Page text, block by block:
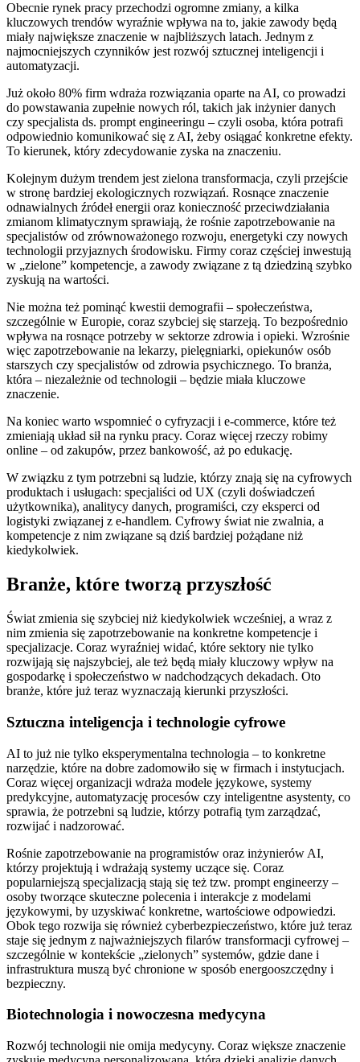
Obecnie rynek pracy przechodzi ogromne zmiany, a kilka
kluczowych trendów wyraźnie wpływa na to, jakie zawody będą
miały największe znaczenie w najbliższych latach. Jednym z
najmocniejszych czynników jest rozwój sztucznej inteligencji i
automatyzacji.
Już około 80% firm wdraża rozwiązania oparte na AI, co prowadzi
do powstawania zupełnie nowych ról, takich jak inżynier danych
czy specjalista ds. prompt engineeringu – czyli osoba, która potrafi
odpowiednio komunikować się z AI, żeby osiągać konkretne efekty.
To kierunek, który zdecydowanie zyska na znaczeniu.
Kolejnym dużym trendem jest zielona transformacja, czyli przejście
w stronę bardziej ekologicznych rozwiązań. Rosnące znaczenie
odnawialnych źródeł energii oraz konieczność przeciwdziałania
zmianom klimatycznym sprawiają, że rośnie zapotrzebowanie na
specjalistów od zrównoważonego rozwoju, energetyki czy nowych
technologii przyjaznych środowisku. Firmy coraz częściej inwestują
w „zielone” kompetencje, a zawody związane z tą dziedziną szybko
zyskują na wartości.
Nie można też pominąć kwestii demografii – społeczeństwa,
szczególnie w Europie, coraz szybciej się starzeją. To bezpośrednio
wpływa na rosnące potrzeby w sektorze zdrowia i opieki. Wzrośnie
więc zapotrzebowanie na lekarzy, pielęgniarki, opiekunów osób
starszych czy specjalistów od zdrowia psychicznego. To branża,
która – niezależnie od technologii – będzie miała kluczowe
znaczenie.
Na koniec warto wspomnieć o cyfryzacji i e-commerce, które też
zmieniają układ sił na rynku pracy. Coraz więcej rzeczy robimy
online – od zakupów, przez bankowość, aż po edukację.
W związku z tym potrzebni są ludzie, którzy znają się na cyfrowych
produktach i usługach: specjaliści od UX (czyli doświadczeń
użytkownika), analitycy danych, programiści, czy eksperci od
logistyki związanej z e-handlem. Cyfrowy świat nie zwalnia, a
kompetencje z nim związane są dziś bardziej pożądane niż
kiedykolwiek.
Branże, które tworzą przyszłość
Świat zmienia się szybciej niż kiedykolwiek wcześniej, a wraz z
nim zmienia się zapotrzebowanie na konkretne kompetencje i
specjalizacje. Coraz wyraźniej widać, które sektory nie tylko
rozwijają się najszybciej, ale też będą miały kluczowy wpływ na
gospodarkę i społeczeństwo w nadchodzących dekadach. Oto
branże, które już teraz wyznaczają kierunki przyszłości.
Sztuczna inteligencja i technologie cyfrowe
AI to już nie tylko eksperymentalna technologia – to konkretne
narzędzie, które na dobre zadomowiło się w firmach i instytucjach.
Coraz więcej organizacji wdraża modele językowe, systemy
predykcyjne, automatyzację procesów czy inteligentne asystenty, co
sprawia, że potrzebni są ludzie, którzy potrafią tym zarządzać,
rozwijać i nadzorować.
Rośnie zapotrzebowanie na programistów oraz inżynierów AI,
którzy projektują i wdrażają systemy uczące się. Coraz
popularniejszą specjalizacją stają się też tzw. prompt engineerzy –
osoby tworzące skuteczne polecenia i interakcje z modelami
językowymi, by uzyskiwać konkretne, wartościowe odpowiedzi.
Obok tego rozwija się również cyberbezpieczeństwo, które już teraz
staje się jednym z najważniejszych filarów transformacji cyfrowej –
szczególnie w kontekście „zielonych” systemów, gdzie dane i
infrastruktura muszą być chronione w sposób energooszczędny i
bezpieczny.
Biotechnologia i nowoczesna medycyna
Rozwój technologii nie omija medycyny. Coraz większe znaczenie